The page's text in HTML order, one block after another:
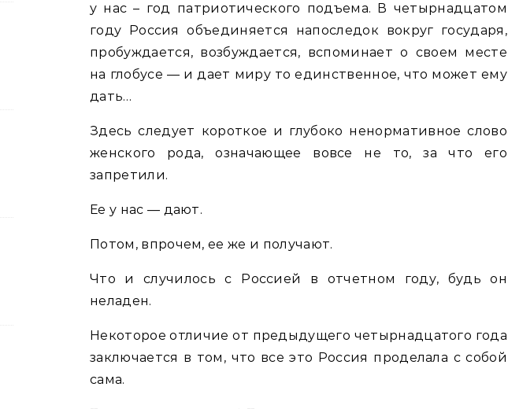
у нас – год патриотического подъема. В четырнадцатом
году Россия объединяется напоследок вокруг государя,
пробуждается, возбуждается, вспоминает о своем месте
на глобусе — и дает миру то единственное, что может ему
дать…
Здесь следует короткое и глубоко ненормативное слово
женского рода, означающее вовсе не то, за что его
запретили.
Ее у нас — дают.
Потом, впрочем, ее же и получают.
Что и случилось с Россией в отчетном году, будь он
неладен.
Некоторое отличие от предыдущего четырнадцатого года
заключается в том, что все это Россия проделала с собой
сама.